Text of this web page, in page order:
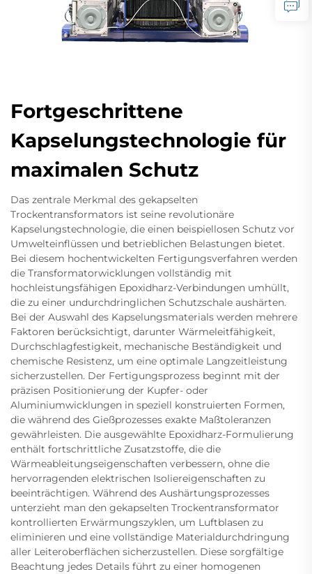
Fortgeschrittene
Kapselungstechnologie für
maximalen Schutz
Das zentrale Merkmal des gekapselten
Trockentransformators ist seine revolutionäre
Kapselungstechnologie, die einen beispiellosen Schutz vor
Umwelteinflüssen und betrieblichen Belastungen bietet.
Bei diesem hochentwickelten Fertigungsverfahren werden
die Transformatorwicklungen vollständig mit
hochleistungsfähigen Epoxidharz-Verbindungen umhüllt,
die zu einer undurchdringlichen Schutzschale aushärten.
Bei der Auswahl des Kapselungsmaterials werden mehrere
Faktoren berücksichtigt, darunter Wärmeleitfähigkeit,
Durchschlagfestigkeit, mechanische Beständigkeit und
chemische Resistenz, um eine optimale Langzeitleistung
sicherzustellen. Der Fertigungsprozess beginnt mit der
präzisen Positionierung der Kupfer- oder
Aluminiumwicklungen in speziell konstruierten Formen,
die während des Gießprozesses exakte Maßtoleranzen
gewährleisten. Die ausgewählte Epoxidharz-Formulierung
enthält fortschrittliche Zusatzstoffe, die die
Wärmeableitungseigenschaften verbessern, ohne die
hervorragenden elektrischen Isoliereigenschaften zu
beeinträchtigen. Während des Aushärtungsprozesses
unterzieht man den gekapselten Trockentransformator
kontrollierten Erwärmungszyklen, um Luftblasen zu
eliminieren und eine vollständige Materialdurchdringung
aller Leiteroberflächen sicherzustellen. Diese sorgfältige
Beachtung jedes Details führt zu einer homogenen